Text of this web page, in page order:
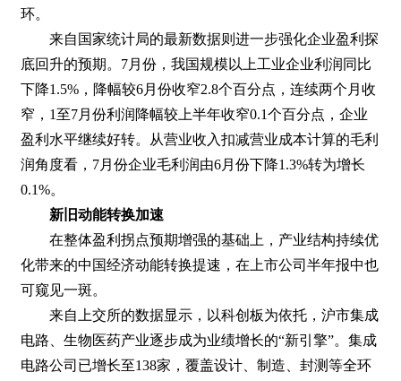
环。
来自国家统计局的最新数据则进一步强化企业盈利探
底回升的预期。7月份，我国规模以上工业企业利润同比
下降1.5%，降幅较6月份收窄2.8个百分点，连续两个月收
窄，1至7月份利润降幅较上半年收窄0.1个百分点，企业
盈利水平继续好转。从营业收入扣减营业成本计算的毛利
润角度看，7月份企业毛利润由6月份下降1.3%转为增长
0.1%。
新旧动能转换加速
在整体盈利拐点预期增强的基础上，产业结构持续优
化带来的中国经济动能转换提速，在上市公司半年报中也
可窥见一斑。
来自上交所的数据显示，以科创板为依托，沪市集成
电路、生物医药产业逐步成为业绩增长的“新引擎”。集成
电路公司已增长至138家，覆盖设计、制造、封测等全环